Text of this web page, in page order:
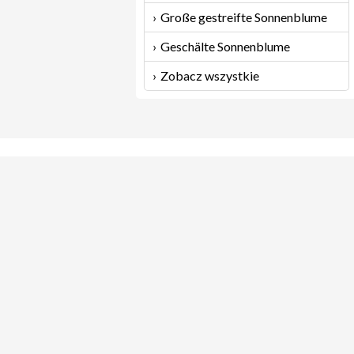
Große gestreifte Sonnenblume
Geschälte Sonnenblume
Zobacz wszystkie